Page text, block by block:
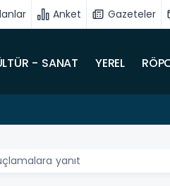
Anket Gazeteler
- SANAT YEREL
yanıt